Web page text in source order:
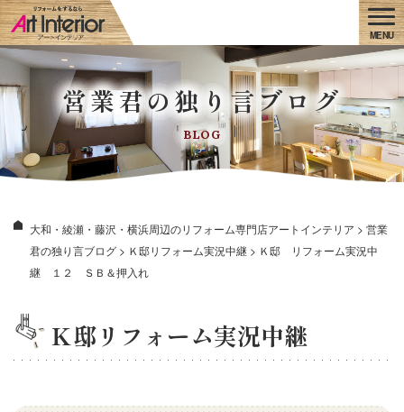
営業君の独り言ブログ
BLOG
大和・綾瀬・藤沢・横浜周辺のリフォーム専門店アートインテリア > 営業
君の独り言ブログ > Ｋ邸リフォーム実況中継 > Ｋ邸 リフォーム実況中
継 １２ ＳＢ＆押入れ
Ｋ邸リフォーム実況中継